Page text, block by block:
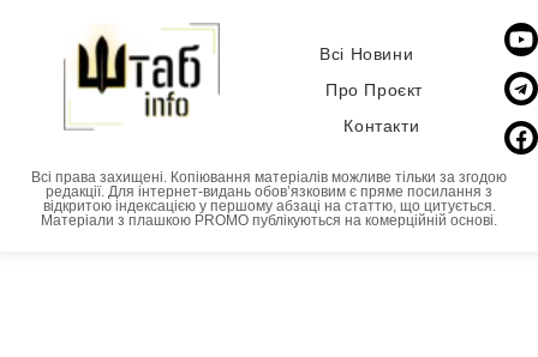
Всі Новини
Про Проєкт
Контакти
Всі права захищені. Копіювання матеріалів можливе тільки за згодою
редакції. Для інтернет-видань обовʼязковим є пряме посилання з
відкритою індексацією у першому абзаці на статтю, що цитується.
Матеріали з плашкою PROMO публікуються на комерційній основі.